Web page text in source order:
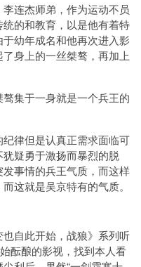
连杰师弟，作为运动不员
的和教育，以是他有着特
幼年成名和他再次进入影
身上的一丝桀骜，再加上
集于一身就是一个兵王的
律但是认真正需求面临可
疑勇于激扬而暴烈的脱
事情的兵王气质，而这样
这就是吴京特有的气质。
自此开始，战狼》系列听
酝酿的影视，找到本人看